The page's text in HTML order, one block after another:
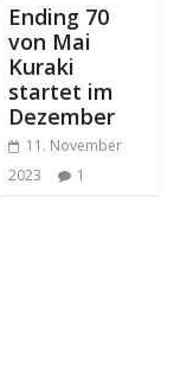
Ending 70
von Mai
Kuraki
startet im
Dezember
11. November
2023
1